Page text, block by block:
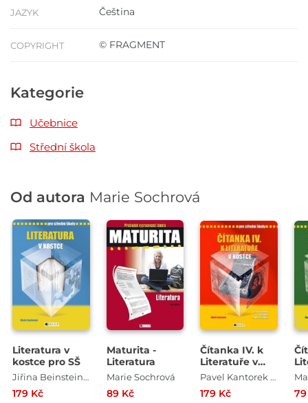
JAZYK Čeština
COPYRIGHT © FRAGMENT
Kategorie
Učebnice
Střední škola
Od autora Marie Sochrová
Literatura v
kostce pro SŠ
Jiřina Beinstein Lockerová , Pavel Kantorek , Milada Housková , Marie Sochrová
179 Kč
Maturita -
Literatura
Marie Sochrová
89 Kč
Čítanka IV. k
Literatuře v
kostce pro SŠ Pavel Kantorek , Marie Sochrová
179 Kč